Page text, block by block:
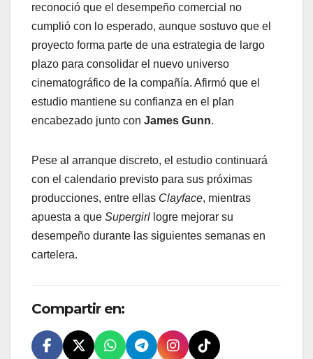
reconoció que el desempeño comercial no
cumplió con lo esperado, aunque sostuvo que el
proyecto forma parte de una estrategia de largo
plazo para consolidar el nuevo universo
cinematográfico de la compañía. Afirmó que el
estudio mantiene su confianza en el plan
encabezado junto con James Gunn.
Pese al arranque discreto, el estudio continuará
con el calendario previsto para sus próximas
producciones, entre ellas Clayface, mientras
apuesta a que Supergirl logre mejorar su
desempeño durante las siguientes semanas en
cartelera.
Compartir en: